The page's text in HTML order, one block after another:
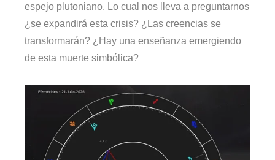
espejo plutoniano. Lo cual nos lleva a preguntarnos
¿se expandirá esta crisis? ¿Las creencias se
transformarán? ¿Hay una enseñanza emergiendo
de esta muerte simbólica?